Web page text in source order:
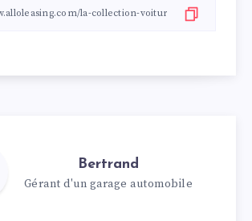
Bertrand
Gérant d'un garage automobile